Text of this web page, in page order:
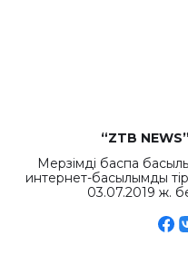
“ZTB
Мерзімді баспа
интернет-басылымды
03.07.2019 ж.